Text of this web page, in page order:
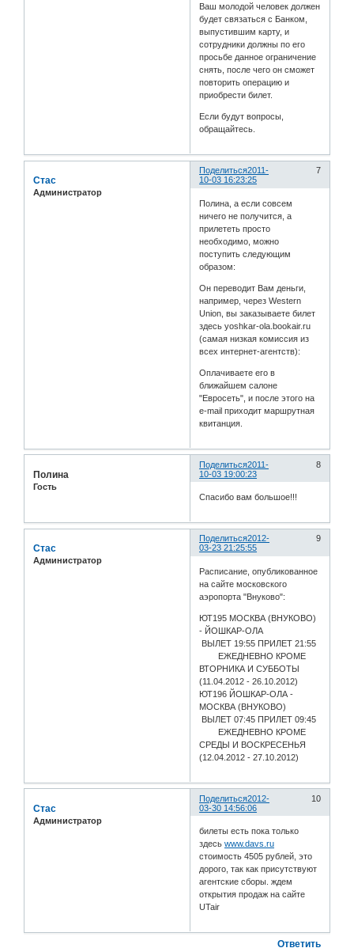
Ваш молодой человек должен
будет связаться с Банком,
выпустившим карту, и
сотрудники должны по его
просьбе данное ограничение
снять, после чего он сможет
повторить операцию и
приобрести билет.
Если будут вопросы,
обращайтесь.
Поделиться 7
2011-
10-03 16:23:25
Стас
Администратор
Полина, а если совсем
ничего не получится, а
прилететь просто
необходимо, можно
поступить следующим
образом:
Он переводит Вам деньги,
например, через Western
Union, вы заказываете билет
здесь yoshkar-ola.bookair.ru
(самая низкая комиссия из
всех интернет-агентств):
Оплачиваете его в
ближайшем салоне
"Евросеть", и после этого на
e-mail приходит маршрутная
квитанция.
Поделиться 8
2011-
10-03 19:00:23
Полина
Гость
Спасибо вам большое!!!
Поделиться 9
2012-
03-23 21:25:55
Стас
Администратор
Расписание, опубликованное
на сайте московского
аэропорта "Внуково":
ЮТ195 МОСКВА (ВНУКОВО)
- ЙОШКАР-ОЛА
ВЫЛЕТ 19:55 ПРИЛЕТ 21:55
ЕЖЕДНЕВНО КРОМЕ
ВТОРНИКА И СУББОТЫ
(11.04.2012 - 26.10.2012)
ЮТ196 ЙОШКАР-ОЛА -
МОСКВА (ВНУКОВО)
ВЫЛЕТ 07:45 ПРИЛЕТ 09:45
ЕЖЕДНЕВНО КРОМЕ
СРЕДЫ И ВОСКРЕСЕНЬЯ
(12.04.2012 - 27.10.2012)
Поделиться 10
2012-
03-30 14:56:06
Стас
Администратор
билеты есть пока только
здесьwww.davs.ru
стоимость 4505 рублей, это
дорого, так как присутствуют
агентские сборы. ждем
открытия продаж на сайте
UTair
Ответить